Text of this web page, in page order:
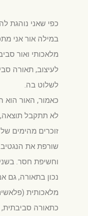
כפי שאני נוהגת
במילה אור אני
מלאכותי ואור
לעיצוב, תאורה
לשלוט בה.
כאמור, האור הוא
לא תתקבל
זוכרים מהימים
שורפת את
וחשיפת חסר.
נכון בתאורה, גם
מלאכותית
כתאורה